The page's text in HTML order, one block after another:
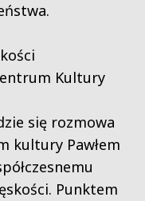
Kultury
się rozmowa
kultury Pawłem
Punktem